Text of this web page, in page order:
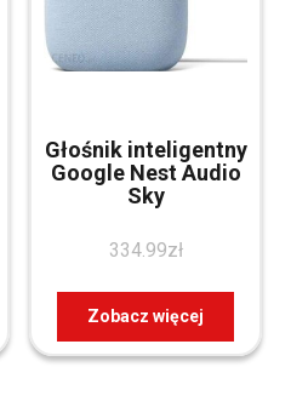
Głośnik inteligentny
Google Nest Audio
Sky
334.99zł
Zobacz więcej